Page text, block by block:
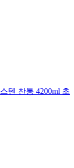
텐 찬통 4200ml 초